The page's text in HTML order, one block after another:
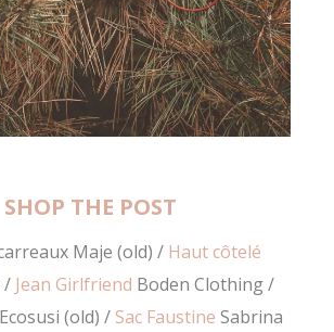
SHOP THE POST
Maje (old) / Haut côtelé
/ Jean Girlfriend Boden Clothing /
(old) / Sac Faustine Sabrina